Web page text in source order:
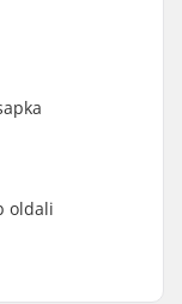
oldali